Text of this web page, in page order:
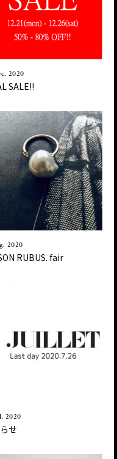
2020
SALE!!
2020
RUBUS. fair
2020
せ